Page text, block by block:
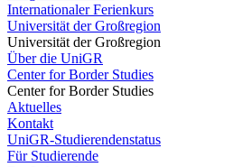
Internationaler Ferienkurs
Universität der Großregion
Universität der Großregion
Über die UniGR
Center for Border Studies
Center for Border Studies
Aktuelles
Kontakt
UniGR-Studierendenstatus
Für Studierende